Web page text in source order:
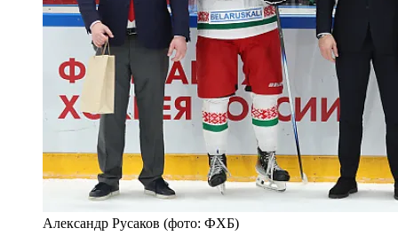
Александр Русаков (фото: ФХБ)